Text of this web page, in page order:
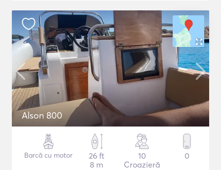
Alson 800
Barcă cu motor
26 ft
8 m
10
Croazieră
0